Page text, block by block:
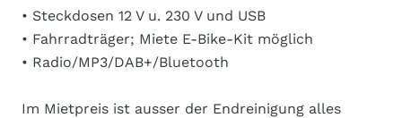
• Steckdosen 12 V u. 230 V und USB
• Fahrradträger; Miete E-Bike-Kit möglich
• Radio/MP3/DAB+/Bluetooth
Im Mietpreis ist ausser der Endreinigung alles